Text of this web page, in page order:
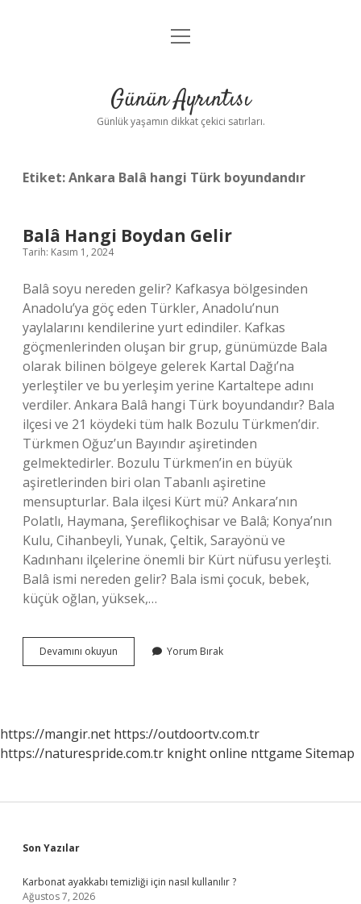
Anasayfa
Yasal Uyarı
menüyü
Günün Ayrıntısı
Günlük yaşamın dikkat çekici satırları.
Etiket:Ankara Balâ hangi Türk boyundandır
Balâ Hangi Boydan Gelir
Tarih: Kasım 1, 2024
Balâ soyu nereden gelir? Kafkasya bölgesinden
Anadolu’ya göç eden Türkler, Anadolu’nun
yaylalarını kendilerine yurt edindiler. Kafkas
göçmenlerinden oluşan bir grup, günümüzde Bala
olarak bilinen bölgeye gelerek Kartal Dağı’na
yerleştiler ve bu yerleşim yerine Kartaltepe adını
verdiler. Ankara Balâ hangi Türk boyundandır? Bala
ilçesi ve 21 köydeki tüm halk Bozulu Türkmen’dir.
Türkmen Oğuz’un Bayındır aşiretinden
gelmektedirler. Bozulu Türkmen’in en büyük
aşiretlerinden biri olan Tabanlı aşiretine
mensupturlar. Bala ilçesi Kürt mü? Ankara’nın
Polatlı, Haymana, Şereflikoçhisar ve Balâ; Konya’nın
Kulu, Cihanbeyli, Yunak, Çeltik, Sarayönü ve
Kadınhanı ilçelerine önemli bir Kürt nüfusu yerleşti.
Balâ ismi nereden gelir? Bala ismi çocuk, bebek,
küçük oğlan, yüksek,…
Devamını okuyun
Hangi
Yorum Bırak
https://mangir.net https://outdoortv.com.tr
https://naturespride.com.tr knight online nttgame Sitemap
Sidebar
Son Yazılar
Karbonat ayakkabı temizliği için nasıl kullanılır ?
Ağustos 7, 2026